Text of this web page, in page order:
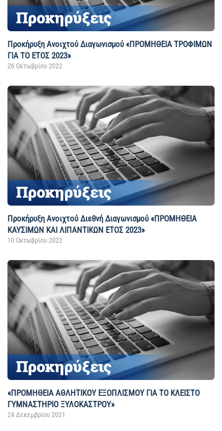
Προκήρυξη Ανοιχτού Διαγωνισμού «ΠΡΟΜΗΘΕΙΑ ΤΡΟΦΙΜΩΝ
ΓΙΑ ΤΟ ΕΤΟΣ 2023»
26 Οκτωβρίου 2022
Προκήρυξη Ανοιχτού Διεθνή Διαγωνισμού «ΠΡΟΜΗΘΕΙΑ
ΚΑΥΣΙΜΩΝ ΚΑΙ ΛΙΠΑΝΤΙΚΩΝ ΕΤΟΣ 2023»
10 Οκτωβρίου 2022
«ΠΡΟΜΗΘΕΙΑ ΑΘΛΗΤΙΚΟΥ ΕΞΟΠΛΙΣΜΟΥ ΓΙΑ ΤΟ ΚΛΕΙΣΤΟ
ΓΥΜΝΑΣΤΗΡΙΟ ΞΥΛΟΚΑΣΤΡΟΥ»
24 Δεκεμβρίου 2021